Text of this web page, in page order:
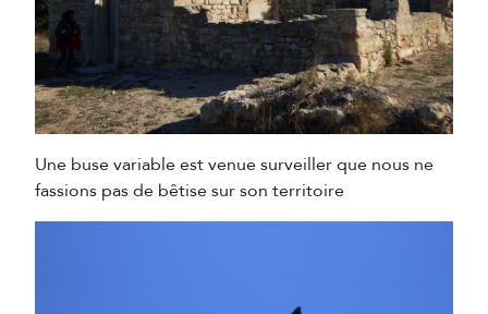
Une buse variable est venue surveiller que nous ne
fassions pas de bêtise sur son territoire